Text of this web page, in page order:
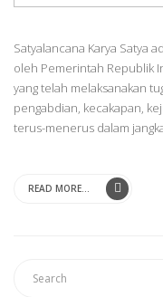
Satyalancana Karya Satya
oleh Pemerintah Republik
yang telah melaksanakan
pengabdian, kecakapan,
terus-menerus dalam
READ MORE...